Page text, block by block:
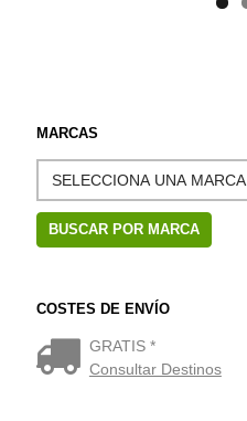
MARCAS
COSTES DE ENVÍO
GRATIS *
Consultar Destinos